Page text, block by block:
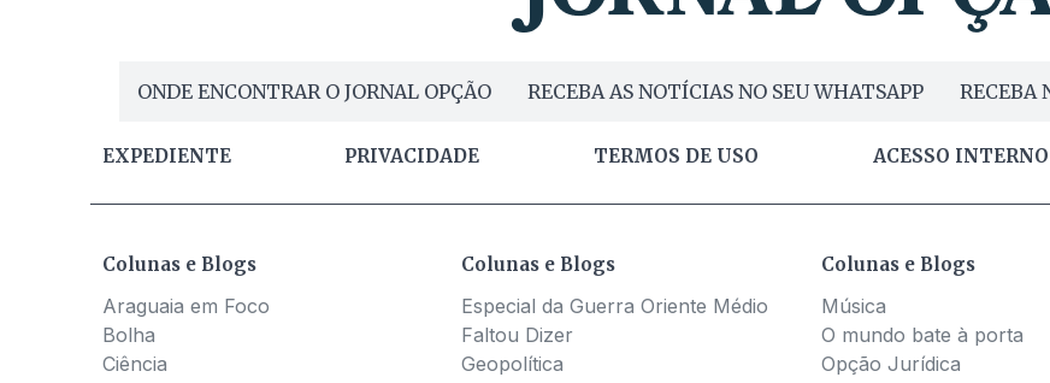
ONDE ENCONTRAR O JORNAL OPÇÃO RECEBA AS NOTÍCIAS NO SEU WHATSAPP RECEBA
EXPEDIENTE PRIVACIDADE TERMOS DE USO ACESSO INTERNO
Colunas e Blogs
Araguaia em Foco
Bolha
Ciência
Colunas e Blogs
Especial da Guerra Oriente Médio
Faltou Dizer
Geopolítica
Colunas e Blogs
Música
O mundo bate à porta
Opção Jurídica